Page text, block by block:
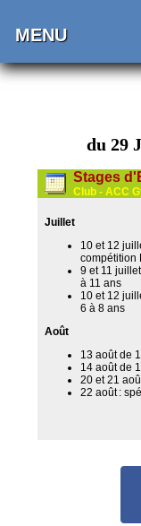
MENU
du 29
Stages
Club - ACC
Juillet
10 et 12
compétition
9 et 11
à 11 ans
10 et 12
6 à 8 ans
Août
13 août de
14 août de
20 et 21
22 août :